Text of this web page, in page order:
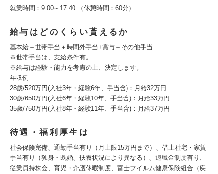
就業時間：9:00～17:40 （休憩時間：60分）
給与はどのくらい貰えるか
基本給＋世帯手当＋時間外手当+賞与＋その他手当
※世帯手当は、支給条件有。
※給与は経験・能力を考慮の上、決定します。
年収例
28歳/520万円(入社3年・経験6年、手当含)：月給32万円
30歳/650万円(入社6年・経験10年、手当含)：月給33万円
35歳/750万円(入社8年・経験11年、手当含)：月給37万円
待遇・福利厚生は
社会保険完備、通勤手当有り（月上限15万円まで）、借上社宅・家賃
手当有り（独身・既婚、扶養状況により異なる）、退職金制度有り、
従業員持株会、育児・介護休暇制度、富士フイルム健康保険組合（疾